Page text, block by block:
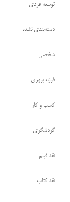
توسعه فردی
دسته‌بندی نشده
شخصی
فرزندپروری
کسب و کار
گردشگری
نقد فیلم
نقد کتاب